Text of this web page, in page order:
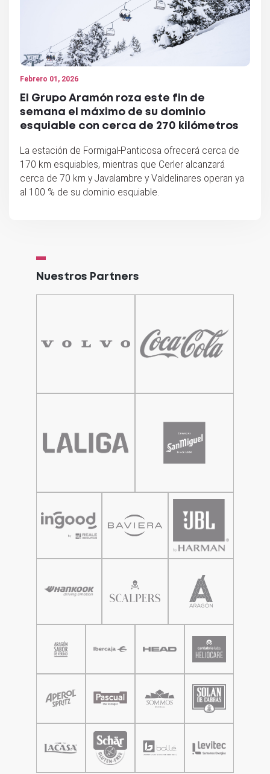
Febrero 01, 2026
El Grupo Aramón roza este fin de
semana el máximo de su dominio
esquiable con cerca de 270 kilómetros
La estación de Formigal-Panticosa ofrecerá cerca de
170 km esquiables, mientras que Cerler alcanzará
cerca de 70 km y Javalambre y Valdelinares operan ya
al 100 % de su dominio esquiable.
Nuestros Partners